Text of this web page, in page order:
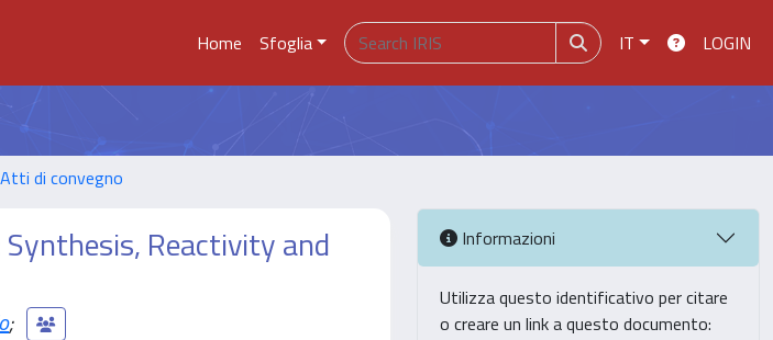
Home Sfoglia IT LOGIN
di convegno
Reactivity and
;
Informazioni
Utilizza questo identificativo per citare
o creare un link a questo documento: